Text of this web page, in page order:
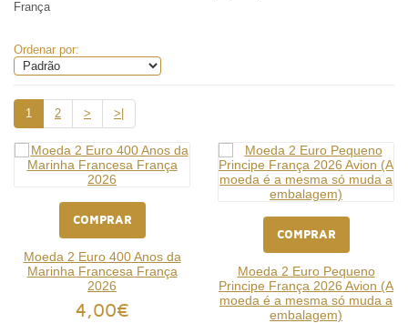
França
Ordenar por:
1 2 > >|
COMPRAR
Moeda 2 Euro 400 Anos da
Marinha Francesa França
2026
4,00€
COMPRAR
Moeda 2 Euro Pequeno
Principe França 2026 Avion (A
moeda é a mesma só muda a
embalagem)